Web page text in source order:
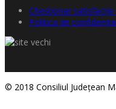
Chestionar satisfacţie
Politica de
© 2018 Consiliul Judeţean